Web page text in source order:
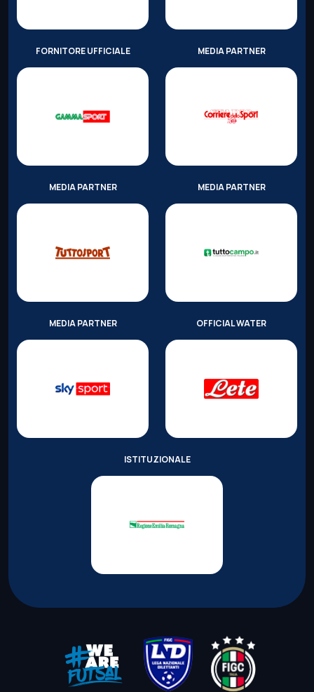
FORNITORE UFFICIALE MEDIA PARTNER
MEDIA PARTNER MEDIA PARTNER
MEDIA PARTNER OFFICIAL WATER
ISTITUZIONALE